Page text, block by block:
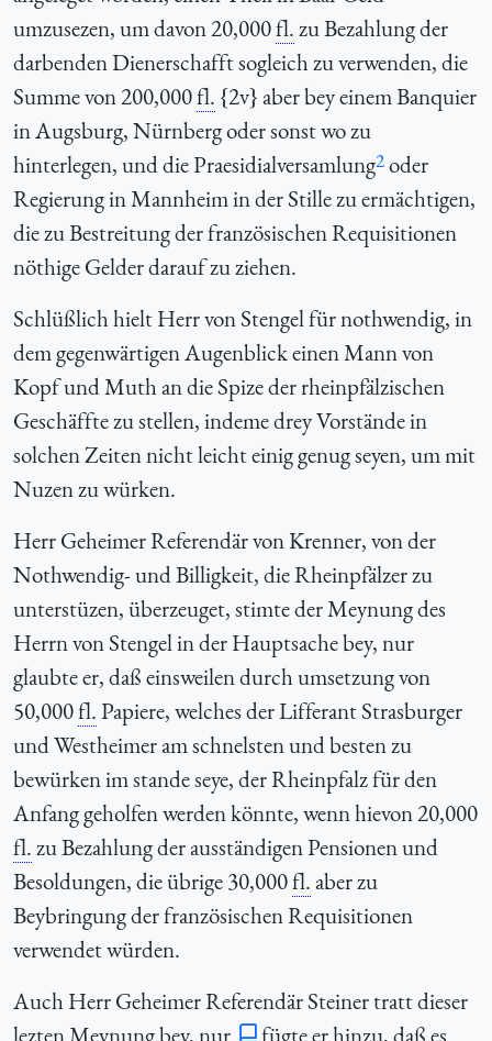
umzusezen, um davon 20,000fl.zu Bezahlung der
darbenden Dienerschafft sogleich zu verwenden, die
Summe von 200,000fl. {2v} aber bey einem Banquier
in Augsburg, Nürnberg oder sonst wo zu
hinterlegen, und die Praesidialversamlung2oder
Regierung in Mannheim in der Stille zu ermächtigen,
die zu Bestreitung der französischen Requisitionen
nöthige Gelder darauf zu ziehen.
Schlüßlich hielt Herr von Stengel für nothwendig, in
dem gegenwärtigen Augenblick einen Mann von
Kopf und Muth an die Spize der rheinpfälzischen
Geschäffte zu stellen, indeme drey Vorstände in
solchen Zeiten nicht leicht einig genug seyen, um mit
Nuzen zu würken.
Herr Geheimer Referendär von Krenner, von der
Nothwendig- und Billigkeit, die Rheinpfälzer zu
unterstüzen, überzeuget, stimte der Meynung des
Herrn von Stengel in der Hauptsache bey, nur
glaubte er, daß einsweilen durch umsetzung von
50,000fl.Papiere, welches der Lifferant Strasburger
und Westheimer am schnelsten und besten zu
bewürken im stande seye, der Rheinpfalz für den
Anfang geholfen werden könnte, wenn hievon 20,000
fl.zu Bezahlung der ausständigen Pensionen und
Besoldungen, die übrige 30,000fl.aber zu
Beybringung der französischen Requisitionen
verwendet würden.
Auch Herr Geheimer Referendär Steiner tratt dieser
lezten Meynung bey, nur
fügte er hinzu, daß es